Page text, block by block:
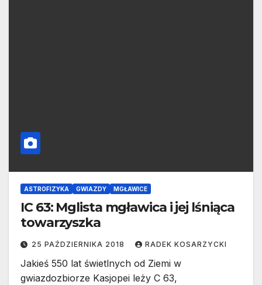
ASTROFIZYKA GWIAZDY MGŁAWICE
IC 63: Mglista mgławica i jej lśniąca
towarzyszka
25 PAŹDZIERNIKA 2018 RADEK KOSARZYCKI
Jakieś 550 lat świetlnych od Ziemi w
gwiazdozbiorze Kasjopei leży C 63,